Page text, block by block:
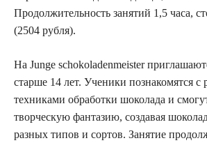
Продолжительность занятий 1,5 часа,
(2504 рубля).
На Junge schokoladenmeister
старше 14 лет. Ученики познакомятся с
техниками обработки шоколада и
творческую фантазию, создавая
разных типов и сортов. Занятие